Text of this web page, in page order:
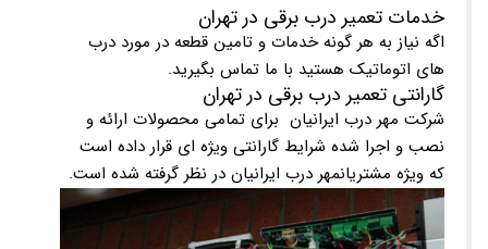
خدمات تعمیر درب برقی در تهران
اگه نیاز به هر گونه خدمات و تامین قطعه در مورد درب
های اتوماتیک هستید با ما تماس بگیرید.
گارانتی تعمیر درب برقی در تهران
شرکت مهر درب ایرانیان برای تمامی محصولات ارائه و
نصب و اجرا شده شرایط گارانتی ویژه ای قرار داده است
که ویژه مشتریانمهر درب ایرانیان در نظر گرفته شده است.